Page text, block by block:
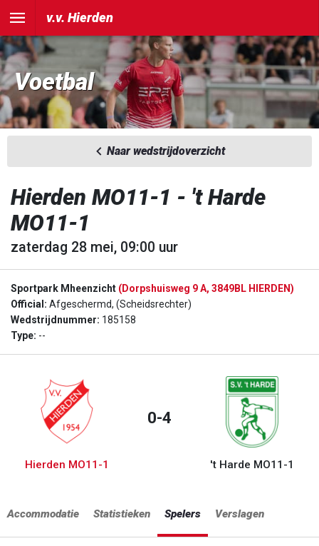
v.v. Hierden
Voetbal
Naar wedstrijdoverzicht
Hierden MO11-1 - 't Harde
MO11-1
zaterdag 28 mei, 09:00 uur
Sportpark Mheenzicht (Dorpshuisweg 9 A, 3849BL HIERDEN)
Official: Afgeschermd, (Scheidsrechter)
Wedstrijdnummer: 185158
Type: --
Hierden MO11-1
0-4
't Harde MO11-1
Accommodatie Statistieken Spelers Verslagen